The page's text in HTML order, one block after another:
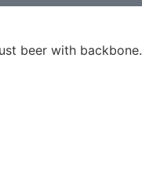
beer with backbone.